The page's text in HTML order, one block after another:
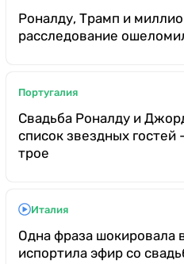
Роналду, Трамп и
расследование
Португалия
Свадьба Роналду и
список звездных гостей
трое
Италия
Одна фраза шокировала
испортила эфир со